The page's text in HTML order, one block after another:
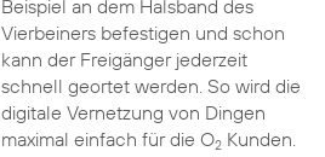
Beispiel an dem Halsband des
Vierbeiners befestigen und schon
kann der Freigänger jederzeit
schnell geortet werden. So wird die
digitale Vernetzung von Dingen
maximal einfach für die O2Kunden.